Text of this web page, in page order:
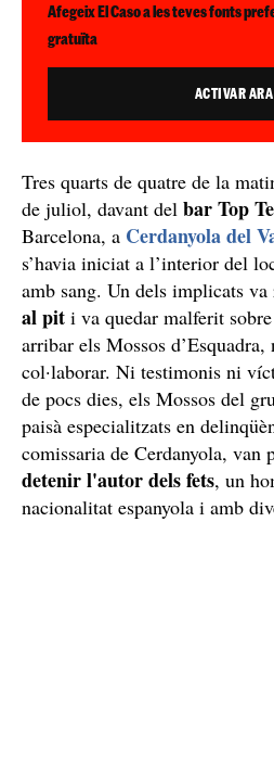
Afegeix El Caso a les teves fonts
gratuïta
ACTIVAR
Tres quarts de quatre de la
de juliol, davant del bar Top
Barcelona, a Cerdanyola del
s’havia iniciat a l’interior del
amb sang. Un dels implicats va
al pit i va quedar malferit
arribar els Mossos
col·laborar. Ni testimonis ni
de pocs dies, els Mossos del
paisà especialitzats en
comissaria de Cerdanyola, van
detenir l'autor dels fets, un
nacionalitat espanyola i amb